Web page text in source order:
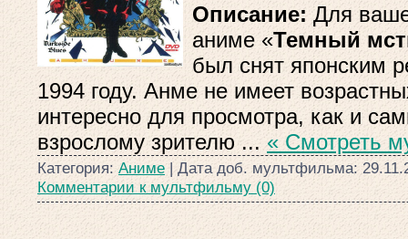
Описание:Для
аниме «Темный
был снят японским
1994 году. Анме не имеет
интересно для просмотра, как и
взрослому зрителю ...« Смотреть
Категория: Аниме | Дата доб. мультфильма:
Комментарии к мультфильму (0)